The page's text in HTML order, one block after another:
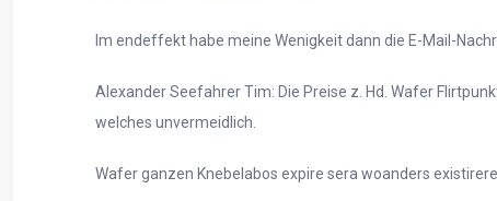
Im endeffekt habe meine Wenigkeit dann die E-Mail-
Alexander Seefahrer Tim: Die Preise z. Hd. Wafer
welches unvermeidlich.
Wafer ganzen Knebelabos expire sera woanders